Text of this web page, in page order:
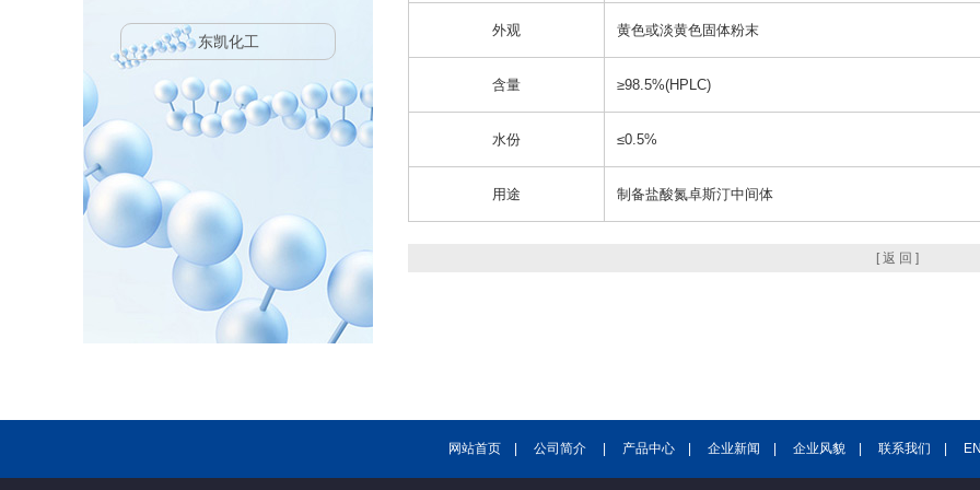
东凯化工
外观 黄色或淡黄色固体粉末
含量 ≥98.5%(HPLC)
水份 ≤0.5%
用途 制备盐酸氮卓斯汀中间体
[ 返 回 ]
网站首页 公司简介 产品中心 企业新闻 企业风貌 联系我们